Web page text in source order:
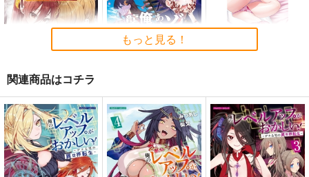
緋天のアスカ 異世界
の少女に最強宝具与え
た結果 3
フロンティアワークス
1,100円（税込）
ゾンビのあふれた世界
で俺だけが襲われな
い フルカラーコミッ
ク 5
フロンティアワークス
1,210円（税込）
【有償特典】A3タペ
ストリー（ゾンビのあ
ふれた世界で俺だけが
襲われない 4）
フロンティアワークス
1,100円 （税込）
もっと見る！
関連商品はコチラ